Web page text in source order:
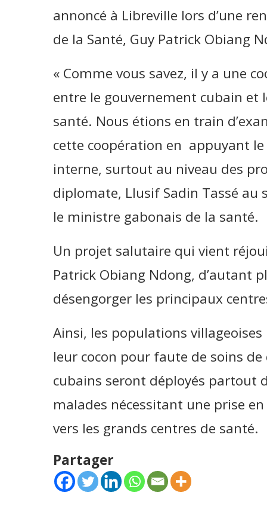
annoncé à Libreville lors d’une
de la Santé, Guy Patrick Obiang
« Comme vous savez, il y a une
entre le gouvernement cubain et
santé. Nous étions en train
cette coopération en appuyant
interne, surtout au niveau des
diplomate, Llusif Sadin Tassé au
le ministre gabonais de la santé.
Un projet salutaire qui vient
Patrick Obiang Ndong, d’autant
désengorger les principaux
Ainsi, les populations
leur cocon pour faute de soins
cubains seront déployés partout
malades nécessitant une prise
vers les grands centres de santé.
Partager